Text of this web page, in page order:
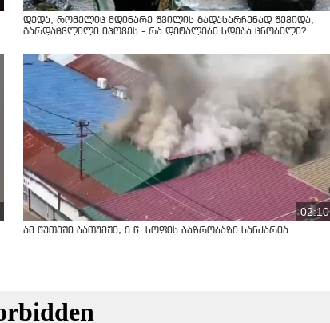
დედა, რომელიც მდინარე შვილის გადასარჩენად შევიდა,
გარდაცვლილი იპოვეს - რა დეტალები ხდება ცნობილი?
02:10
ამ წუთეში ბათუმში, ე.წ. ხოფის ბაზრობაზე ხანძარია